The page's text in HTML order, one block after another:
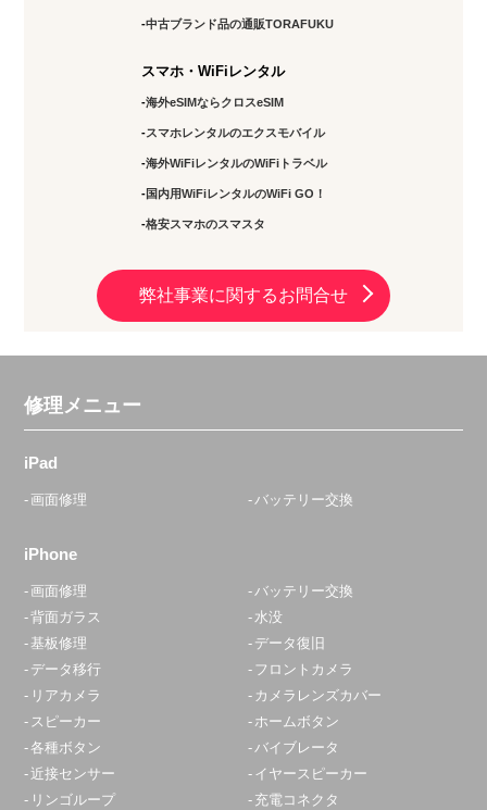
中古ブランド品の通販TORAFUKU
スマホ・WiFiレンタル
海外eSIMならクロスeSIM
スマホレンタルのエクスモバイル
海外WiFiレンタルのWiFiトラベル
国内用WiFiレンタルのWiFi GO！
格安スマホのスマスタ
弊社事業に関するお問合せ
修理メニュー
iPad
画面修理 バッテリー交換
iPhone
画面修理
バッテリー交換
背面ガラス
水没
基板修理
データ復旧
データ移行
フロントカメラ
リアカメラ
カメラレンズカバー
スピーカー
ホームボタン
各種ボタン
バイブレータ
近接センサー
イヤースピーカー
リンゴループ
充電コネクタ